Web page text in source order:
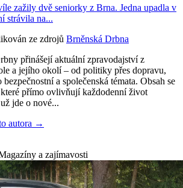
zažily dvě seniorky z Brna. Jedna upadla v
strávila na...
ze zdrojů Brněnská Drbna
přinášejí aktuální zpravodajství z
a jejího okolí – od politiky přes dopravu,
a společenská témata. Obsah se
přímo ovlivňují každodenní život
jde o nové...
autora →
a zajímavosti